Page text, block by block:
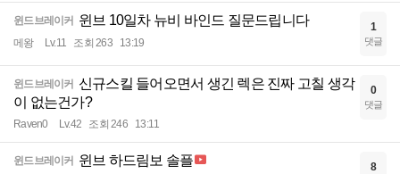
윈드브레이커 윈브 10일차 뉴비 바인드 질문드립니다
메왕 Lv.11 조회 263 13:19
1
댓글
윈드브레이커 신규스킬 들어오면서 생긴 렉은 진짜 고칠 생각
이 없는건가?
Raven0 Lv.42 조회 246 13:11
0
댓글
윈드브레이커 윈브 하드림보 솔플 8